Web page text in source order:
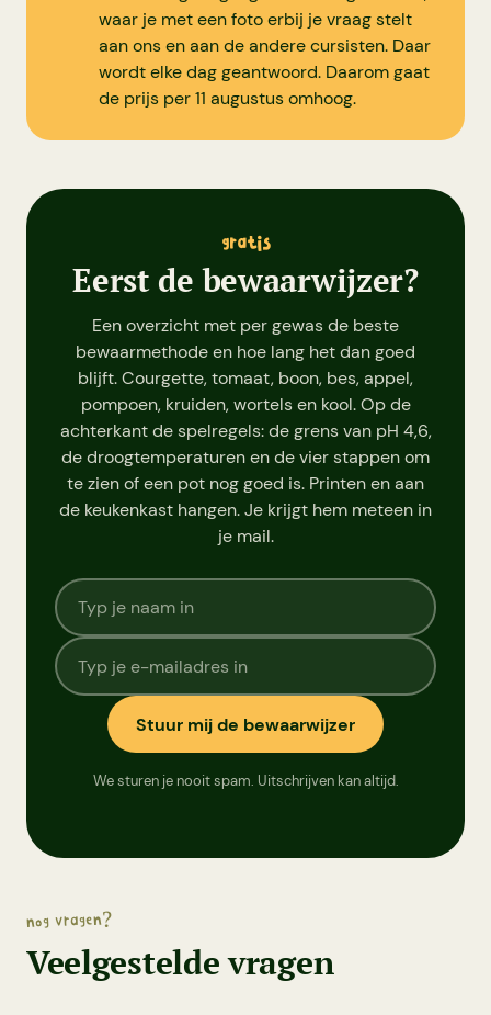
waar je met een foto erbij je vraag stelt
aan ons en aan de andere cursisten. Daar
wordt elke dag geantwoord. Daarom gaat
de prijs per 11 augustus omhoog.
gratis
Eerst de bewaarwijzer?
Een overzicht met per gewas de beste
bewaarmethode en hoe lang het dan goed
blijft. Courgette, tomaat, boon, bes, appel,
pompoen, kruiden, wortels en kool. Op de
achterkant de spelregels: de grens van pH 4,6,
de droogtemperaturen en de vier stappen om
te zien of een pot nog goed is. Printen en aan
de keukenkast hangen. Je krijgt hem meteen in
je mail.
Stuur mij de bewaarwijzer
We sturen je nooit spam. Uitschrijven kan altijd.
nog vragen?
Veelgestelde vragen